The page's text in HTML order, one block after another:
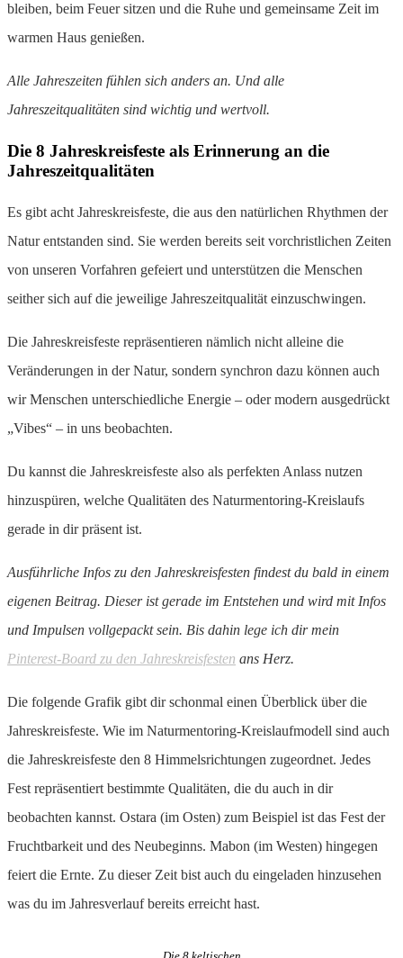
bleiben, beim Feuer sitzen und die Ruhe und gemeinsame Zeit im
warmen Haus genießen.
Alle Jahreszeiten fühlen sich anders an. Und alle
Jahreszeitqualitäten sind wichtig und wertvoll.
Die 8 Jahreskreisfeste als Erinnerung an die
Jahreszeitqualitäten
Es gibt acht Jahreskreisfeste, die aus den natürlichen Rhythmen der
Natur entstanden sind. Sie werden bereits seit vorchristlichen Zeiten
von unseren Vorfahren gefeiert und unterstützen die Menschen
seither sich auf die jeweilige Jahreszeitqualität einzuschwingen.
Die Jahreskreisfeste repräsentieren nämlich nicht alleine die
Veränderungen in der Natur, sondern synchron dazu können auch
wir Menschen unterschiedliche Energie – oder modern ausgedrückt
„Vibes“ – in uns beobachten.
Du kannst die Jahreskreisfeste also als perfekten Anlass nutzen
hinzuspüren, welche Qualitäten des Naturmentoring-Kreislaufs
gerade in dir präsent ist.
Ausführliche Infos zu den Jahreskreisfesten findest du bald in einem
eigenen Beitrag. Dieser ist gerade im Entstehen und wird mit Infos
und Impulsen vollgepackt sein. Bis dahin lege ich dir mein
Pinterest-Board zu den Jahreskreisfesten ans Herz.
Die folgende Grafik gibt dir schonmal einen Überblick über die
Jahreskreisfeste. Wie im Naturmentoring-Kreislaufmodell sind auch
die Jahreskreisfeste den 8 Himmelsrichtungen zugeordnet. Jedes
Fest repräsentiert bestimmte Qualitäten, die du auch in dir
beobachten kannst. Ostara (im Osten) zum Beispiel ist das Fest der
Fruchtbarkeit und des Neubeginns. Mabon (im Westen) hingegen
feiert die Ernte. Zu dieser Zeit bist auch du eingeladen hinzusehen
was du im Jahresverlauf bereits erreicht hast.